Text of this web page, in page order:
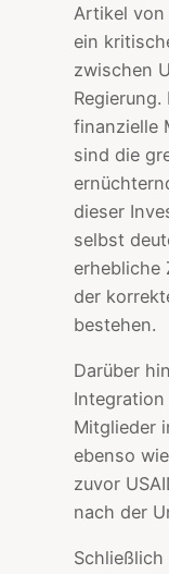
Artikel von
ein
zwischen
finanzielle
sind die
dieser
selbst
erhebliche
der
bestehen.
Darüber
Integration
Mitglieder
ebenso
zuvor
nach der